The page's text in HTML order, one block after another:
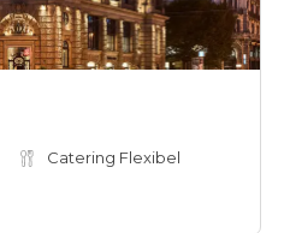
Catering Flexibel